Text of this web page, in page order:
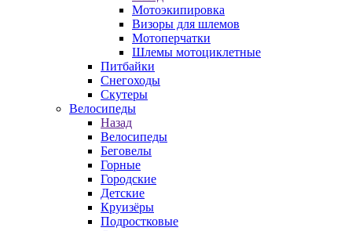
Мотоэкипировка
Визоры для шлемов
Мотоперчатки
Шлемы мотоциклетные
Питбайки
Снегоходы
Скутеры
Велосипеды
Назад
Велосипеды
Беговелы
Горные
Городские
Детские
Круизёры
Подростковые